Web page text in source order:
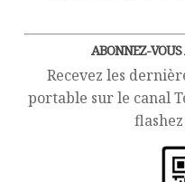
ABONNEZ-
Recevez les
portable sur le canal
flashez